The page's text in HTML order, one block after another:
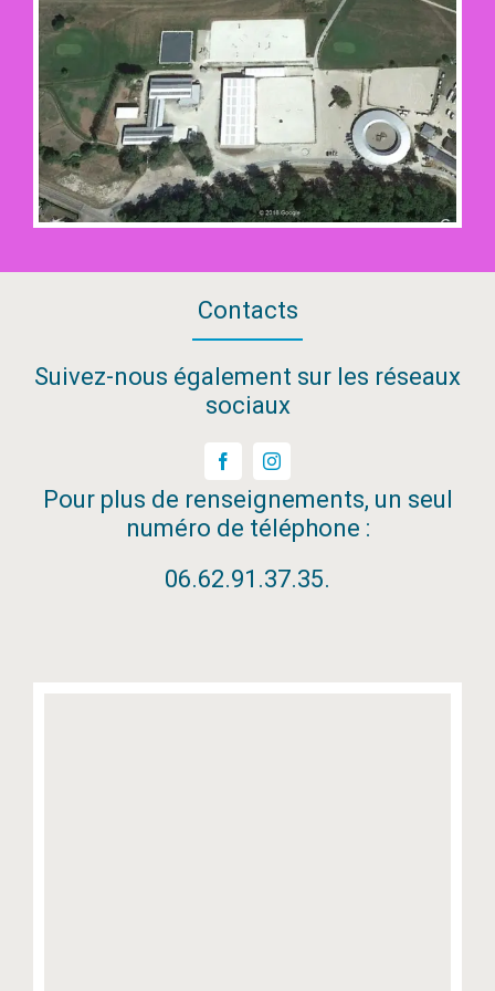
Contacts
Suivez-nous également sur les réseaux
sociaux
Pour plus de renseignements, un seul
numéro de téléphone :
06.62.91.37.35.